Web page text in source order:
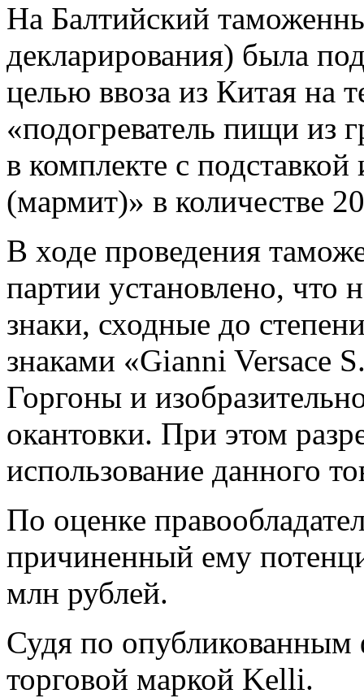
На Балтийский
декларирования) была
целью ввоза из Китая на
«подогреватель пищи из
в комплекте с
(мармит)» в количестве
В ходе проведения
партии установлено, что
знаки, сходные до
знаками «Gianni Versace
Горгоны и
окантовки. При этом
использование данного
По оценке
причиненный ему
млн рублей.
Судя по опубликованным
торговой маркой Kelli.